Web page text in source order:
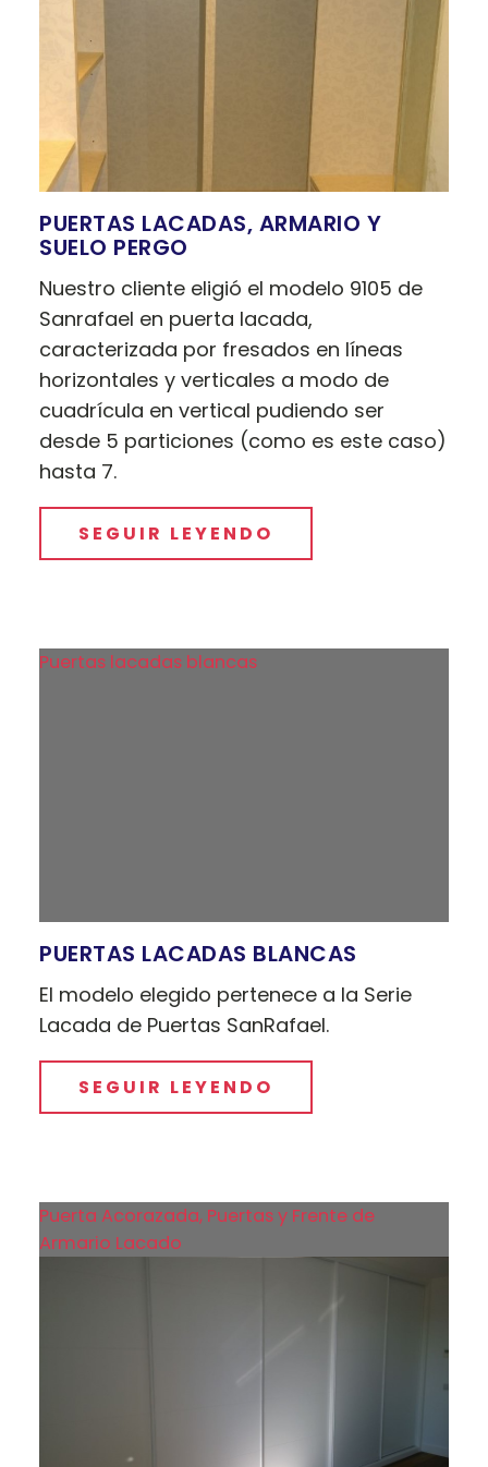
PUERTAS LACADAS, ARMARIO Y
SUELO PERGO
Nuestro cliente eligió el modelo 9105 de
Sanrafael en puerta lacada,
caracterizada por fresados en líneas
horizontales y verticales a modo de
cuadrícula en vertical pudiendo ser
desde 5 particiones (como es este caso)
hasta 7.
SEGUIR LEYENDO
Puertas lacadas blancas
PUERTAS LACADAS BLANCAS
El modelo elegido pertenece a la Serie
Lacada de Puertas SanRafael.
SEGUIR LEYENDO
Puerta Acorazada, Puertas y Frente de
Armario Lacado